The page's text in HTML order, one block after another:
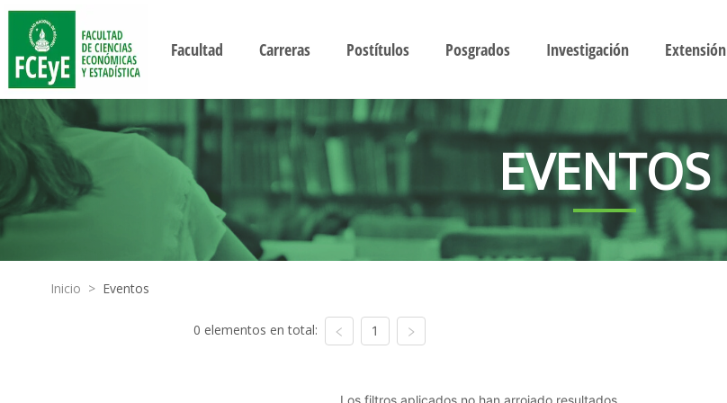
Facultad Carreras Postítulos Posgrados Investigación Extensión
EVENTOS
Inicio > Eventos
0 elementos en total: 1
Los filtros aplicados no han arrojado resultados